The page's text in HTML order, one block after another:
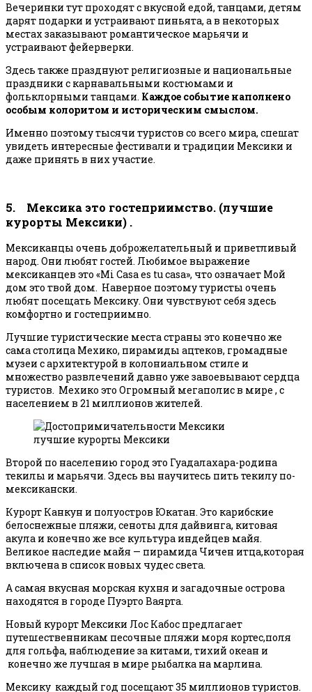
Вечеринки тут проходят с вкусной едой, танцами, детям
дарят подарки и устраивают пиньята, а в некоторых
местах заказывают романтическое марьячи и
устраивают фейерверки.
Здесь также празднуют религиозные и национальные
праздники с карнавальными костюмами и
фольклорными танцами. Каждое событие наполнено
особым колоритом и историческим смыслом.
Именно поэтому тысячи туристов со всего мира, спешат
увидеть интересные фестивали и традиции Мексики и
даже принять в них участие.
5. Мексика это гостеприимство. (лучшие
курорты Мексики) .
Мексиканцы очень доброжелательный и приветливый
народ. Они любят гостей. Любимое выражение
мексиканцев это «Mi Casa es tu casa», что означает Мой
дом это твой дом. Наверное поэтому туристы очень
любят посещать Мексику. Они чувствуют себя здесь
комфортно и гостеприимно.
Лучшие туристические места страны это конечно же
сама столица Мехико, пирамиды ацтеков, громадные
музеи с архитектурой в колониальном стиле и
множество развлечений давно уже завоевывают сердца
туристов. Мехико это Огромный мегаполис в мире , с
населением в 21 миллионов жителей.
лучшие курорты Мексики
Второй по населению город это Гуадалахара-родина
текилы и марьячи. Здесь вы научитесь пить текилу по-
мексикански.
Курорт Канкун и полуостров Юкатан. Это карибские
белоснежные пляжи, сеноты для дайвинга, китовая
акула и конечно же все культура индейцев майя.
Великое наследие майя — пирамида Чичен итца,которая
включена в список новых чудес света.
А самая вкусная морская кухня и загадочные острова
находятся в городе Пуэрто Ваярта.
Новый курорт Мексики Лос Кабос предлагает
путешественникам песочные пляжи моря кортес,поля
для гольфа, наблюдение за китами, тихий океан и
конечно же лучшая в мире рыбалка на марлина.
Мексику каждый год посещают 35 миллионов туристов.